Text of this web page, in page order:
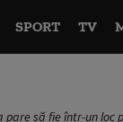
SPORT TV
să fie într-un loc